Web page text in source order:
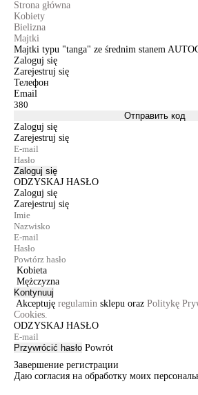
Strona główna
Kobiety
Bielizna
Majtki
Majtki typu "tanga" ze średnim stanem
Zaloguj się
Zarejestruj się
Телефон
Email
Отправить код
Zaloguj się
Zarejestruj się
Zaloguj się
ODZYSKAJ HASŁO
Zaloguj się
Zarejestruj się
Kobieta
Mężczyzna
Kontynuuj
Akceptuję regulamin sklepu oraz Politykę
Cookies.
ODZYSKAJ HASŁO
Przywrócić hasło Powrót
Завершение регистрации
Даю согласия на обработку моих